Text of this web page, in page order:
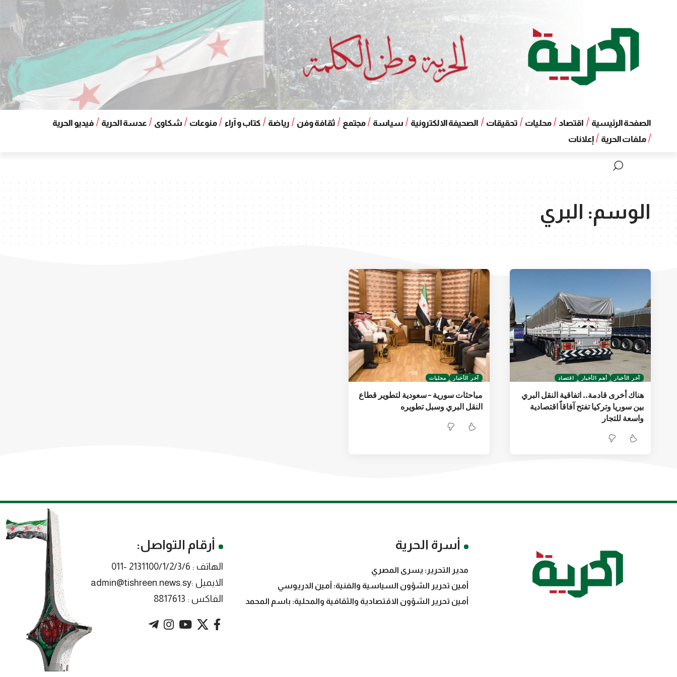
الصفحة الرئيسية اقتصاد محليات تحقيقات الصحيفة الالكترونية سياسة مجتمع ثقافة وفن رياضة كتاب و آراء منوعات شكاوى عدسة الحرية
فيديو الحرية
ملفات الحرية
إعلانات
الوسم:البري
آخر الأخبار أهم الأخبار اقتصاد
هناك أخرى قادمة.. اتفاقية النقل البري
بين سوريا وتركيا تفتح آفاقاً اقتصادية
واسعة للتجار
آخر الأخبار محليات
مباحثات سورية – سعودية لتطوير قطاع
النقل البري وسبل تطويره
أسرة الحرية
مدير التحرير: يسرى المصري
أمين تحرير الشؤون السياسية والفنية: أمين الدريوسي
أمين تحرير الشؤون الاقتصادية والثقافية والمحلية: باسم المحمد
أرقام التواصل:
الهاتف : 2131100/1/2/3/6 -011
الايميل :admin@tishreen.news.sy
الفاكس : 8817613